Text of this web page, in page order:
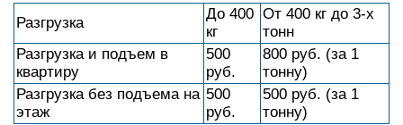
Разгрузка
До 400
кг
От 400 кг до 3-х
тонн
Разгрузка и подъем в
квартиру
500
руб.
800 руб. (за 1
тонну)
Разгрузка без подъема на
этаж
500
руб.
500 руб. (за 1
тонну)